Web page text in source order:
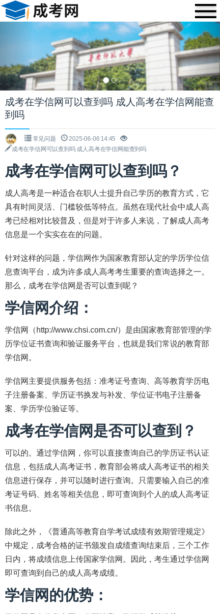
Previous
成考在学信网可以查到吗 成人高考在学信网能查
到吗
常见问题
2025-06-06 14:45
成考在学信网可以查到吗 成人高考在学信网能查到吗
成考在学信网可以查到吗？
成人高考是一种适合在职人士提升自己学历的教育方式，它
具有时间灵活、门槛较低等特点。虽然在现代社会中成人高
考已经相对比较普及，但是对于许多人来说，了解成人高考
信息是一个实实在在的问题。
针对这样的问题，学信网作为国家教育部认定的学历学位信
息查询平台，成为许多成人高考考生重要的查询选择之一。
那么，成考在学信网是否可以查到呢？
学信网介绍：
学信网（http://www.chsi.com.cn/）是由国家教育部管理的学
历学位证书查询和验证服务平台，也就是我们常说的教育部
学信网。
学信网主要提供服务包括：准考证号查询、高等教育学历电
子注册备案、学历证书换发与补发、学位证书电子注册备
案、学历学位验证等。
成考在学信网是否可以查到？
可以的。通过学信网，你可以直接查询自己的学历证书认证
信息，包括成人高考证书，教育部会将成人高考证书的相关
信息进行保存，并可以随时进行查询。只需要输入自己的准
考证号码、姓名等相关信息，即可查询到个人的成人高考证
书信息。
除此之外，《普通高等教育自学考试成绩有效期管理规定》
中规定，成考合格的证书颁发自成绩查询结束后，三个工作
日内，将成绩信息上传国家学信网。因此，考生通过学信网
即可查询到自己的成人高考成绩。
学信网的优势：